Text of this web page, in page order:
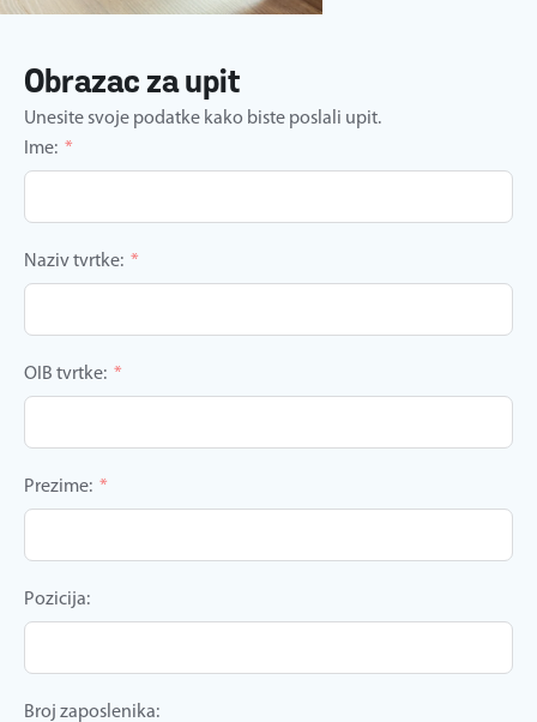
Obrazac za upit
Unesite svoje podatke kako biste poslali upit.
Ime:
Naziv tvrtke:
OIB tvrtke:
Prezime:
Pozicija:
Broj zaposlenika: